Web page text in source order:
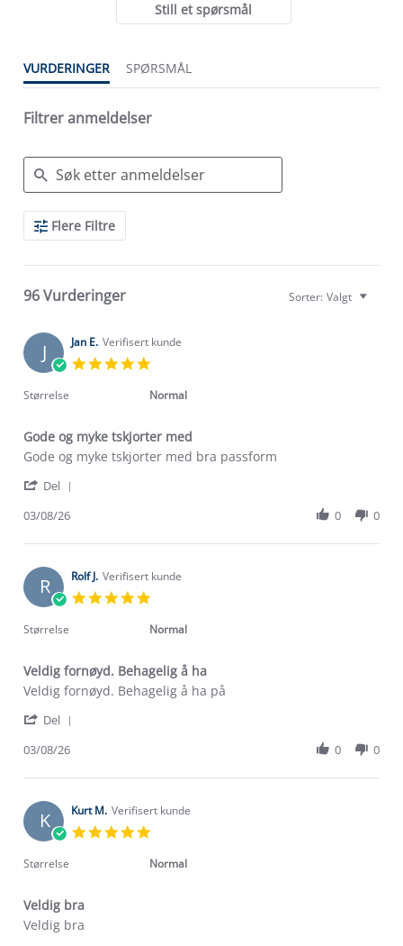
Still et spørsmål
VURDERINGER SPØRSMÅL
Filtrer anmeldelser
Search
ReviewsFlere Filtre
96 Vurderinger Sorter: Valgt
J Jan E. Verifisert kunde
rating
Størrelse Normal
Gode og myke tskjorter med
Review
Jan
on
Aug
review
Gode
myke
med
Gode og myke tskjorter med bra passform
Del
Jan
on
3
Aug
03/08/26 0 0
R Rolf J. Verifisert kunde
rating
Størrelse Normal
Veldig fornøyd. Behagelig å ha
Review
Rolf
on
Aug
review
Veldig
Behagelig
ha
Veldig fornøyd. Behagelig å ha på
Del
Rolf
on
3
Aug
03/08/26 0 0
K Kurt M. Verifisert kunde
rating
Størrelse Normal
Veldig bra
Review
review
Veldig bra